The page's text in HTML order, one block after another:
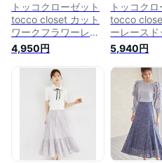
トッコクローゼット
tocco closet カット
ワークフラワーレー
ス刺繍タイトスカー
ト （オフホワイト）
4,950円
トッコク
tocco
ーレースド
ントフレア
5,940円